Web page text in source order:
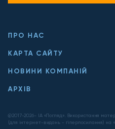
ПРО НАС
КАРТА САЙТУ
НОВИНИ КОМПАНІЙ
АРХІВ
@2017-2026- ІА «Погляд». Використання
(для інтернет-видань - гіперпосилання) на